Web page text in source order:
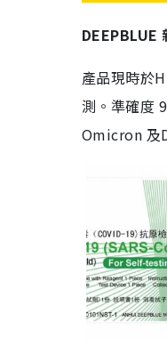
DEEPBLUE
產品現時於
測。準確度
Omicron 及